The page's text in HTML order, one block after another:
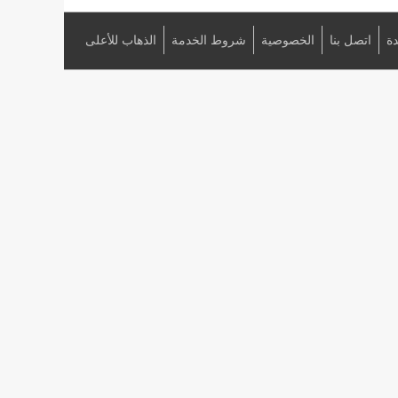
اتصل بنا الخصوصية شروط الخدمة الذهاب للأعلى